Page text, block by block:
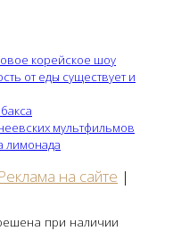
корейское шоу
от еды существует и
мультфильмов
лимонада
Реклама на сайте |
при наличии